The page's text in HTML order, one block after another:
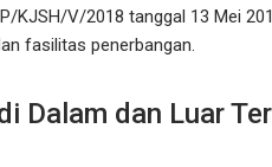
KJSH/V/2018 tanggal 13 Mei
fasilitas penerbangan.
Dalam dan Luar